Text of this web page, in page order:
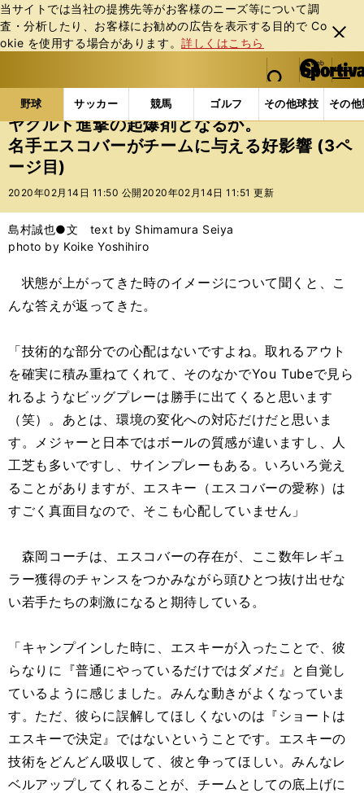
当サイトでは当社の提携先等がお客様のニーズ等について調
査・分析したり、お客様にお勧めの広告を表⽰する⽬的で Co
okie を使⽤する場合があります。詳しくはこちら
閉じ
る
web Sportiva (webスポルティーバ)
検索
マイペ
ー
ジ
メニュ
野球 サッカー 競馬 ゴルフ その他球技 その
b
ス
ポ
ル
テ
ー
バ
野球の記事一覧 プロ野球 ヤクルト進撃の起爆剤と
ヤクルト進撃の起爆剤となるか。
名手エスコバーがチームに与える好影響 (3ペ
ージ目)
2020年02月14日 11:50 公開 2020年02月14日 11:51 更新
島村誠也●文 text by Shimamura Seiya
photo by Koike Yoshihiro
状態が上がってきた時のイメージについて聞くと、こ
んな答えが返ってきた。
「技術的な部分での心配はないですよね。取れるアウト
を確実に積み重ねてくれて、そのなかでYou Tubeで見ら
れるようなビッグプレーは勝手に出てくると思います
（笑）。あとは、環境の変化への対応だけだと思いま
す。メジャーと日本ではボールの質感が違いますし、人
工芝も多いですし、サインプレーもある。いろいろ覚え
ることがありますが、エスキー（エスコバーの愛称）は
すごく真面目なので、そこも心配していません」
森岡コーチは、エスコバーの存在が、ここ数年レギュ
ラー獲得のチャンスをつかみながら頭ひとつ抜け出せな
い若手たちの刺激になると期待している。
「キャンプインした時に、エスキーが入ったことで、彼
らなりに『普通にやっているだけではダメだ』と自覚し
ているように感じました。みんな動きがよくなっていま
す。ただ、彼らに誤解してほしくないのは『ショートは
エスキーで決定』ではないということです。エスキーの
技術をどんどん吸収して、彼と争ってほしい。みんなレ
ベルアップしてくれることが、チームとしての底上げに